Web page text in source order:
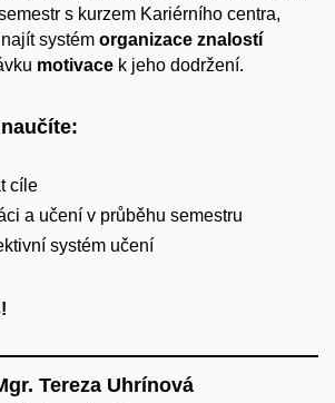
s kurzem Kariérního centra,
systém organizace znalostí
motivace k jeho dodržení.
cíle
a učení v průběhu semestru
systém učení
Tereza Uhrínová